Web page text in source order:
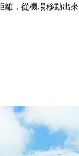
，從機場移動出